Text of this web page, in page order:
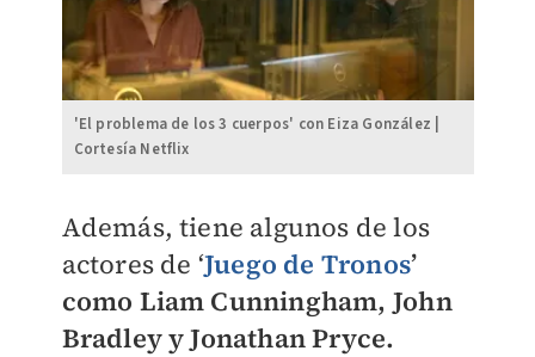
'El problema de los 3 cuerpos' con Eiza González |
Cortesía Netflix
Además, tiene algunos de los
actores de ‘Juego de Tronos’
como Liam Cunningham, John
Bradley y Jonathan Pryce.